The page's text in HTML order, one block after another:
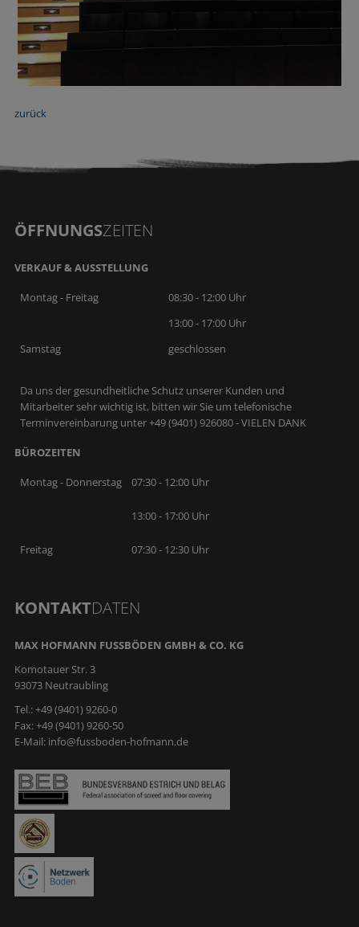
zurück
ÖFFNUNGSZEITEN
VERKAUF & AUSSTELLUNG
Montag - Freitag
08:30 - 12:00 Uhr
13:00 - 17:00 Uhr
Samstag
geschlossen
Da uns der gesundheitliche Schutz unserer Kunden und
Mitarbeiter sehr wichtig ist, bitten wir Sie um telefonische
Terminvereinbarung unter +49 (9401) 926080 - VIELEN DANK
BÜROZEITEN
Montag - Donnerstag 07:30 - 12:00 Uhr
13:00 - 17:00 Uhr
Freitag 07:30 - 12:30 Uhr
KONTAKTDATEN
MAX HOFMANN FUSSBÖDEN GMBH & CO. KG
Komotauer Str. 3
93073 Neutraubling
Tel.: +49 (9401) 9260-0
Fax: +49 (9401) 9260-50
E-Mail: info@fussboden-hofmann.de